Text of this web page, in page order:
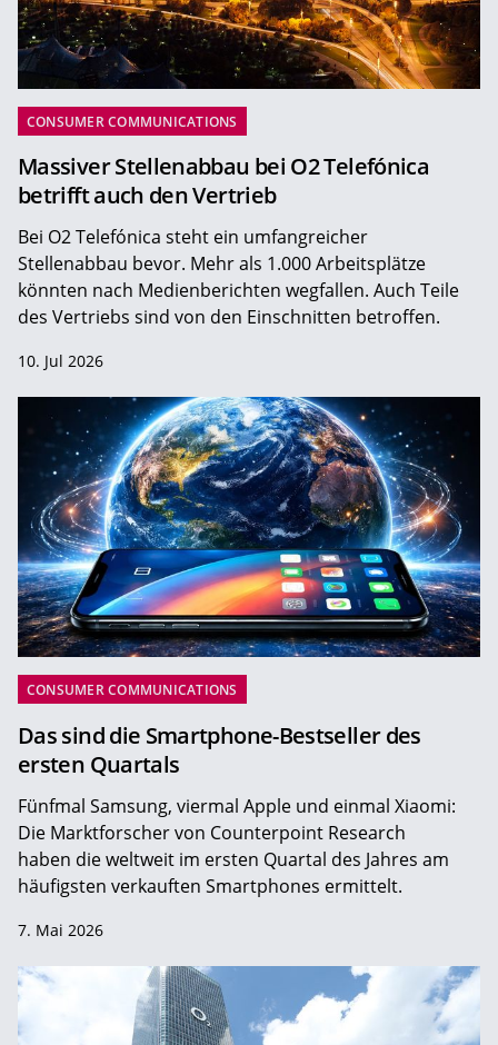
CONSUMER COMMUNICATIONS
Massiver Stellenabbau bei O2 Telefónica
betrifft auch den Vertrieb
Bei O2 Telefónica steht ein umfangreicher
Stellenabbau bevor. Mehr als 1.000 Arbeitsplätze
könnten nach Medienberichten wegfallen. Auch Teile
des Vertriebs sind von den Einschnitten betroffen.
10. Jul 2026
CONSUMER COMMUNICATIONS
Das sind die Smartphone-Bestseller des
ersten Quartals
Fünfmal Samsung, viermal Apple und einmal Xiaomi:
Die Marktforscher von Counterpoint Research
haben die weltweit im ersten Quartal des Jahres am
häufigsten verkauften Smartphones ermittelt.
7. Mai 2026